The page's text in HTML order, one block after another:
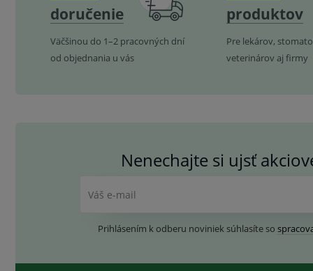
doručenie
Väčšinou do 1–2 pracovných dní
od objednania u vás
produktov
Pre lekárov,
veterinárov aj firmy
Nenechajte si ujsť
Váš e-mail
Prihlásením k odberu noviniek súhlasíte so